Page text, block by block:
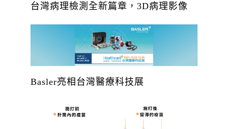
台灣病理檢測全新篇章，3D病理影像
Basler亮相台灣醫療科技展